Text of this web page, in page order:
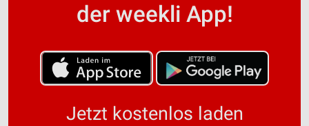
der weekli App!
Jetzt kostenlos laden